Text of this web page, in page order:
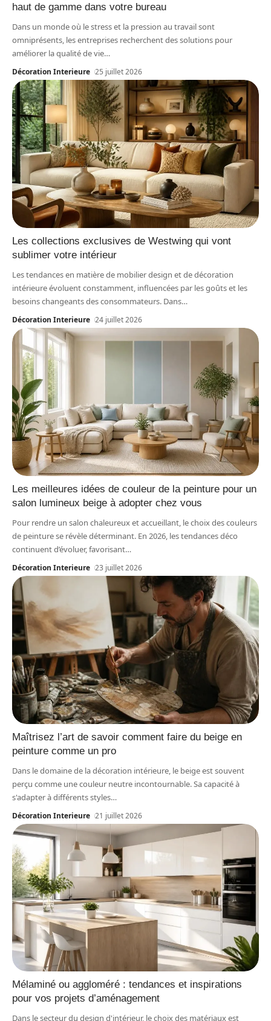
haut de gamme dans votre bureau
Dans un monde où le stress et la pression au travail sont
omniprésents, les entreprises recherchent des solutions pour
améliorer la qualité de vie…
Décoration Interieure 25 juillet 2026
Les collections exclusives de Westwing qui vont
sublimer votre intérieur
Les tendances en matière de mobilier design et de décoration
intérieure évoluent constamment, influencées par les goûts et les
besoins changeants des consommateurs. Dans…
Décoration Interieure 24 juillet 2026
Les meilleures idées de couleur de la peinture pour un
salon lumineux beige à adopter chez vous
Pour rendre un salon chaleureux et accueillant, le choix des couleurs
de peinture se révèle déterminant. En 2026, les tendances déco
continuent d’évoluer, favorisant…
Décoration Interieure 23 juillet 2026
Maîtrisez l’art de savoir comment faire du beige en
peinture comme un pro
Dans le domaine de la décoration intérieure, le beige est souvent
perçu comme une couleur neutre incontournable. Sa capacité à
s'adapter à différents styles…
Décoration Interieure 21 juillet 2026
Mélaminé ou aggloméré : tendances et inspirations
pour vos projets d’aménagement
Dans le secteur du design d'intérieur, le choix des matériaux est